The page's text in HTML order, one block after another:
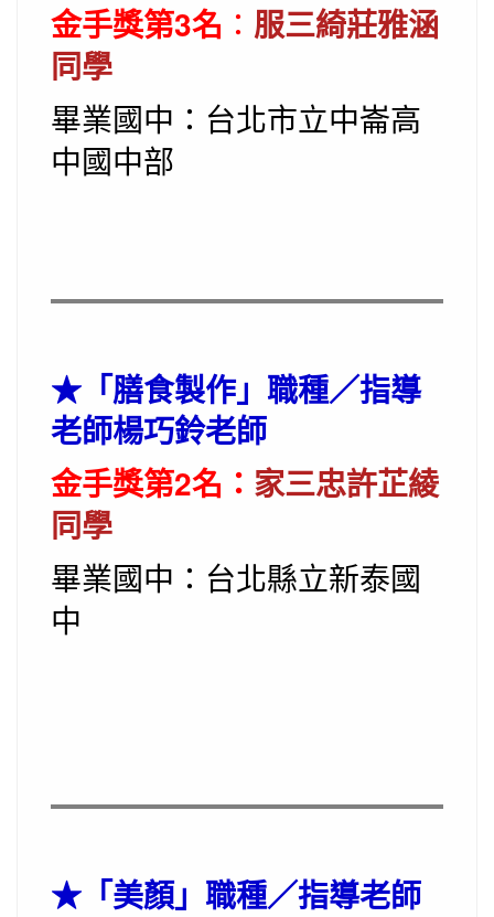
金手獎第3名 ： 服三綺莊雅涵
同學
畢業國中：台北市立中崙高
中國中部
★ 「膳食製作」職種／指導
老師楊巧鈴老師
金手獎第2名： 家三忠許芷綾
同學
畢業國中：台北縣立新泰國
中
★ 「美顏」職種／指導老師